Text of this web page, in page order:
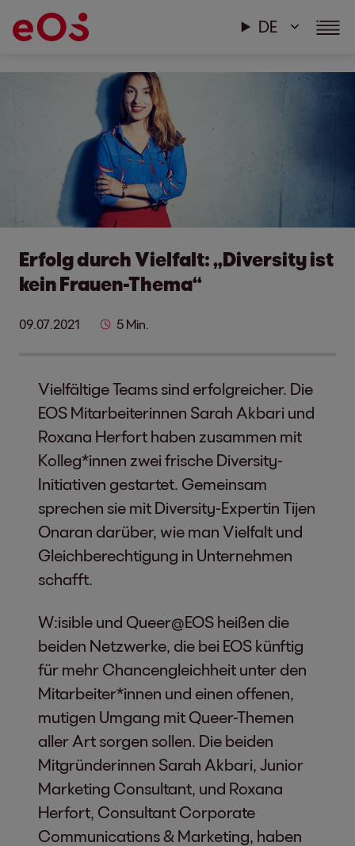
DE
Erfolg durch Vielfalt: „Diversity ist
kein Frauen-Thema“
09.07.2021 5 Min.
Vielfältige Teams sind erfolgreicher. Die
EOS Mitarbeiterinnen Sarah Akbari und
Roxana Herfort haben zusammen mit
Kolleg*innen zwei frische Diversity-
Initiativen gestartet. Gemeinsam
sprechen sie mit Diversity-Expertin Tijen
Onaran darüber, wie man Vielfalt und
Gleichberechtigung in Unternehmen
schafft.
W:isible und Queer@EOS heißen die
beiden Netzwerke, die bei EOS künftig
für mehr Chancengleichheit unter den
Mitarbeiter*innen und einen offenen,
mutigen Umgang mit Queer-Themen
aller Art sorgen sollen. Die beiden
Mitgründerinnen Sarah Akbari, Junior
Marketing Consultant, und Roxana
Herfort, Consultant Corporate
Communications & Marketing, haben